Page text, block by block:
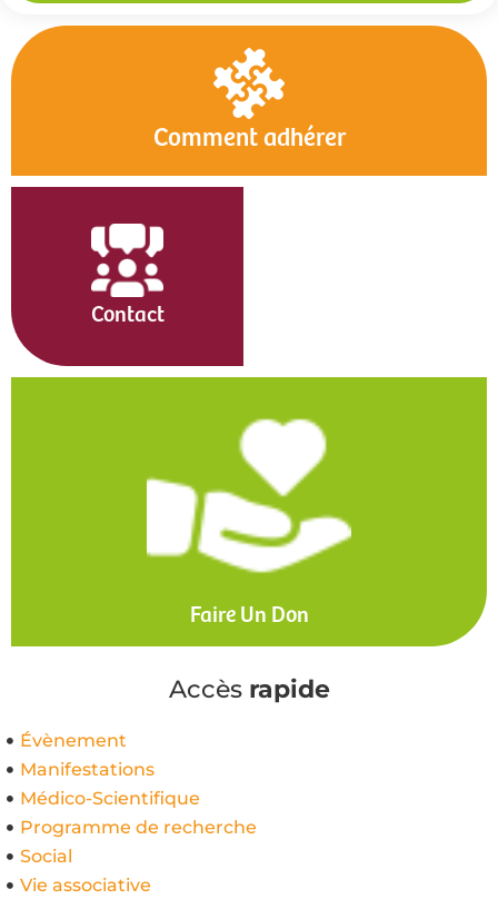
Comment adhérer
Contact
Faire Un Don
Accès rapide
Évènement
Manifestations
Médico-Scientifique
Programme de recherche
Social
Vie associative